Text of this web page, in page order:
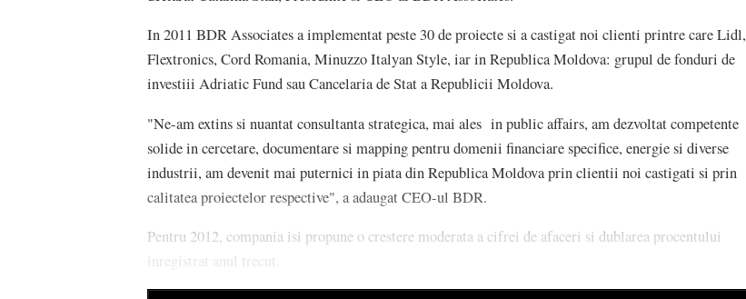
In 2011 BDR Associates a implementat peste 30 de proiecte si a castigat noi clienti printre care Lidl,
Flextronics, Cord Romania, Minuzzo Italyan Style, iar in Republica Moldova: grupul de fonduri de
investiii Adriatic Fund sau Cancelaria de Stat a Republicii Moldova.
"Ne-am extins si nuantat consultanta strategica, mai ales in public affairs, am dezvoltat competente
solide in cercetare, documentare si mapping pentru domenii financiare specifice, energie si diverse
industrii, am devenit mai puternici in piata din Republica Moldova prin clientii noi castigati si prin
calitatea proiectelor respective", a adaugat CEO-ul BDR.
Pentru 2012, compania isi propune o crestere moderata a cifrei de afaceri si dublarea procentului
inregistrat anul trecut.